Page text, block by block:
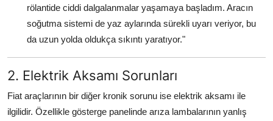
rölantide ciddi dalgalanmalar yaşamaya başladım. Aracın
soğutma sistemi de yaz aylarında sürekli uyarı veriyor, bu
da uzun yolda oldukça sıkıntı yaratıyor."
2. Elektrik Aksamı Sorunları
Fiat araçlarının bir diğer kronik sorunu ise elektrik aksamı ile
ilgilidir. Özellikle gösterge panelinde arıza lambalarının yanlış